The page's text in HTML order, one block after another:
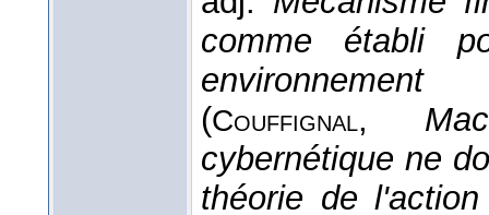
comme établi
(Couffignal,
cybernétique ne
théorie de